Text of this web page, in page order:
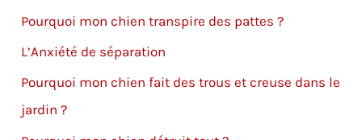
Pourquoi mon chien transpire des pattes ?
L’Anxiété de séparation
Pourquoi mon chien fait des trous et creuse dans le
jardin ?